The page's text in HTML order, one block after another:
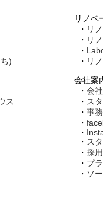
)
ス
リノベ
リ
リ
リ
会社案
会
ス
事
ス
採
プ
ソ